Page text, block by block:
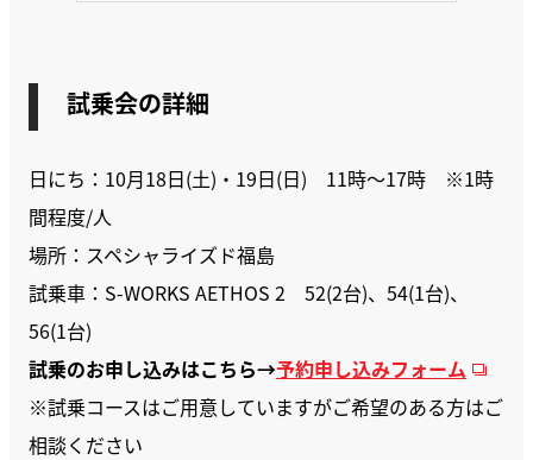
試乗会の詳細
日にち：10月18日(土)・19日(日) 11時～17時 ※1時
間程度/人
場所：スペシャライズド福島
試乗車：S-WORKS AETHOS 2 52(2台)、54(1台)、
56(1台)
試乗のお申し込みはこちら→予約申し込みフォーム
※試乗コースはご用意していますがご希望のある方はご
相談ください